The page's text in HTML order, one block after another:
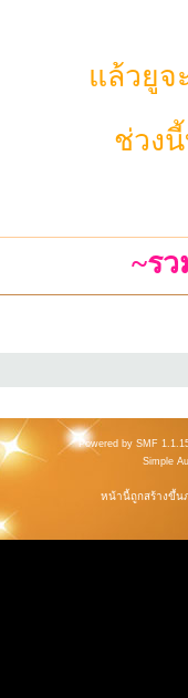
แล้วยูจ
ช่วง
~ร
Powered by SMF
Simple
หน้านี้ถูกสร้างขึ้น